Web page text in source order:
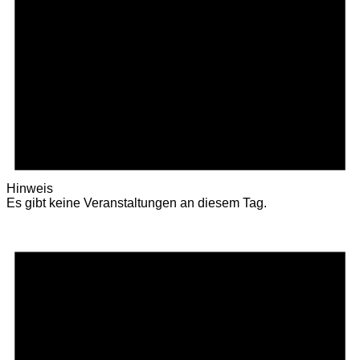
Hinweis
Es gibt keine Veranstaltungen an diesem Tag.